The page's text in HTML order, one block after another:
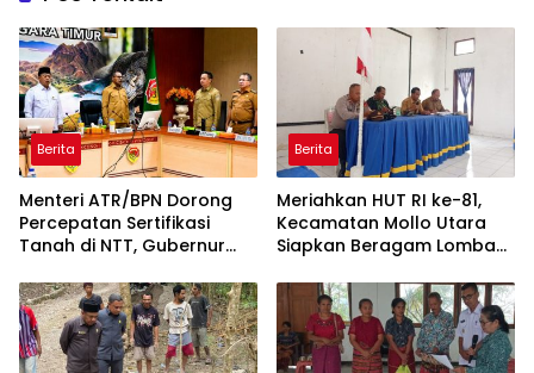
Berita
Menteri ATR/BPN Dorong
Percepatan Sertifikasi
Tanah di NTT, Gubernur
Ruang
Berita
Meriahkan HUT RI ke-81,
Kecamatan Mollo Utara
Siapkan Beragam Lomba
Dilarang